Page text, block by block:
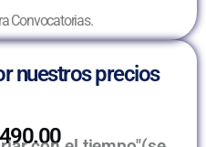
Convocatorias.
nuestros precios